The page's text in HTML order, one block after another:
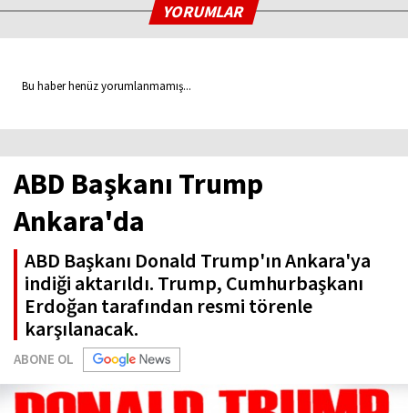
YORUMLAR
Bu haber henüz yorumlanmamış...
ABD Başkanı Trump
Ankara'da
ABD Başkanı Donald Trump'ın Ankara'ya
indiği aktarıldı. Trump, Cumhurbaşkanı
Erdoğan tarafından resmi törenle
karşılanacak.
ABONE OL